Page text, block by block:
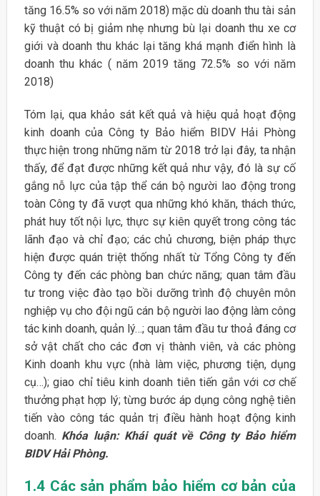
tăng 16.5% so với năm 2018) mặc dù doanh thu tài sản
kỹ thuật có bị giảm nhẹ nhưng bù lại doanh thu xe cơ
giới và doanh thu khác lại tăng khá mạnh điển hình là
doanh thu khác ( năm 2019 tăng 72.5% so với năm
2018)
Tóm lại, qua khảo sát kết quả và hiệu quả hoạt động
kinh doanh của Công ty Bảo hiểm BIDV Hải Phòng
thực hiện trong những năm từ 2018 trở lại đây, ta nhận
thấy, để đạt được những kết quả như vậy, đó là sự cố
gắng nỗ lực của tập thể cán bộ người lao động trong
toàn Công ty đã vượt qua những khó khăn, thách thức,
phát huy tốt nội lực, thực sự kiên quyết trong công tác
lãnh đạo và chỉ đạo; các chủ chương, biện pháp thực
hiện được quán triệt thống nhất từ Tổng Công ty đến
Công ty đến các phòng ban chức năng; quan tâm đầu
tư trong việc đào tạo bồi dưỡng trình độ chuyên môn
nghiệp vụ cho đội ngũ cán bộ người lao động làm công
tác kinh doanh, quản lý…; quan tâm đầu tư thoả đáng cơ
sở vật chất cho các đơn vị thành viên, và các phòng
Kinh doanh khu vực (nhà làm việc, phương tiện, dụng
cụ…); giao chỉ tiêu kinh doanh tiên tiến gắn với cơ chế
thưởng phạt hợp lý; từng bước áp dụng công nghệ tiên
tiến vào công tác quản trị điều hành hoạt động kinh
doanh. Khóa luận: Khái quát về Công ty Bảo hiểm
BIDV Hải Phòng.
1.4 Các sản phẩm bảo hiểm cơ bản của